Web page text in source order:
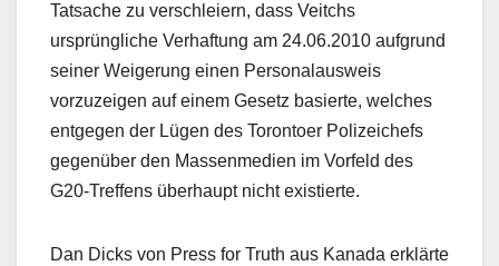
Tatsache zu verschleiern, dass Veitchs
ursprüngliche Verhaftung am 24.06.2010 aufgrund
seiner Weigerung einen Personalausweis
vorzuzeigen auf einem Gesetz basierte, welches
entgegen der Lügen des Torontoer Polizeichefs
gegenüber den Massenmedien im Vorfeld des
G20-Treffens überhaupt nicht existierte.
Dan Dicks von Press for Truth aus Kanada erklärte